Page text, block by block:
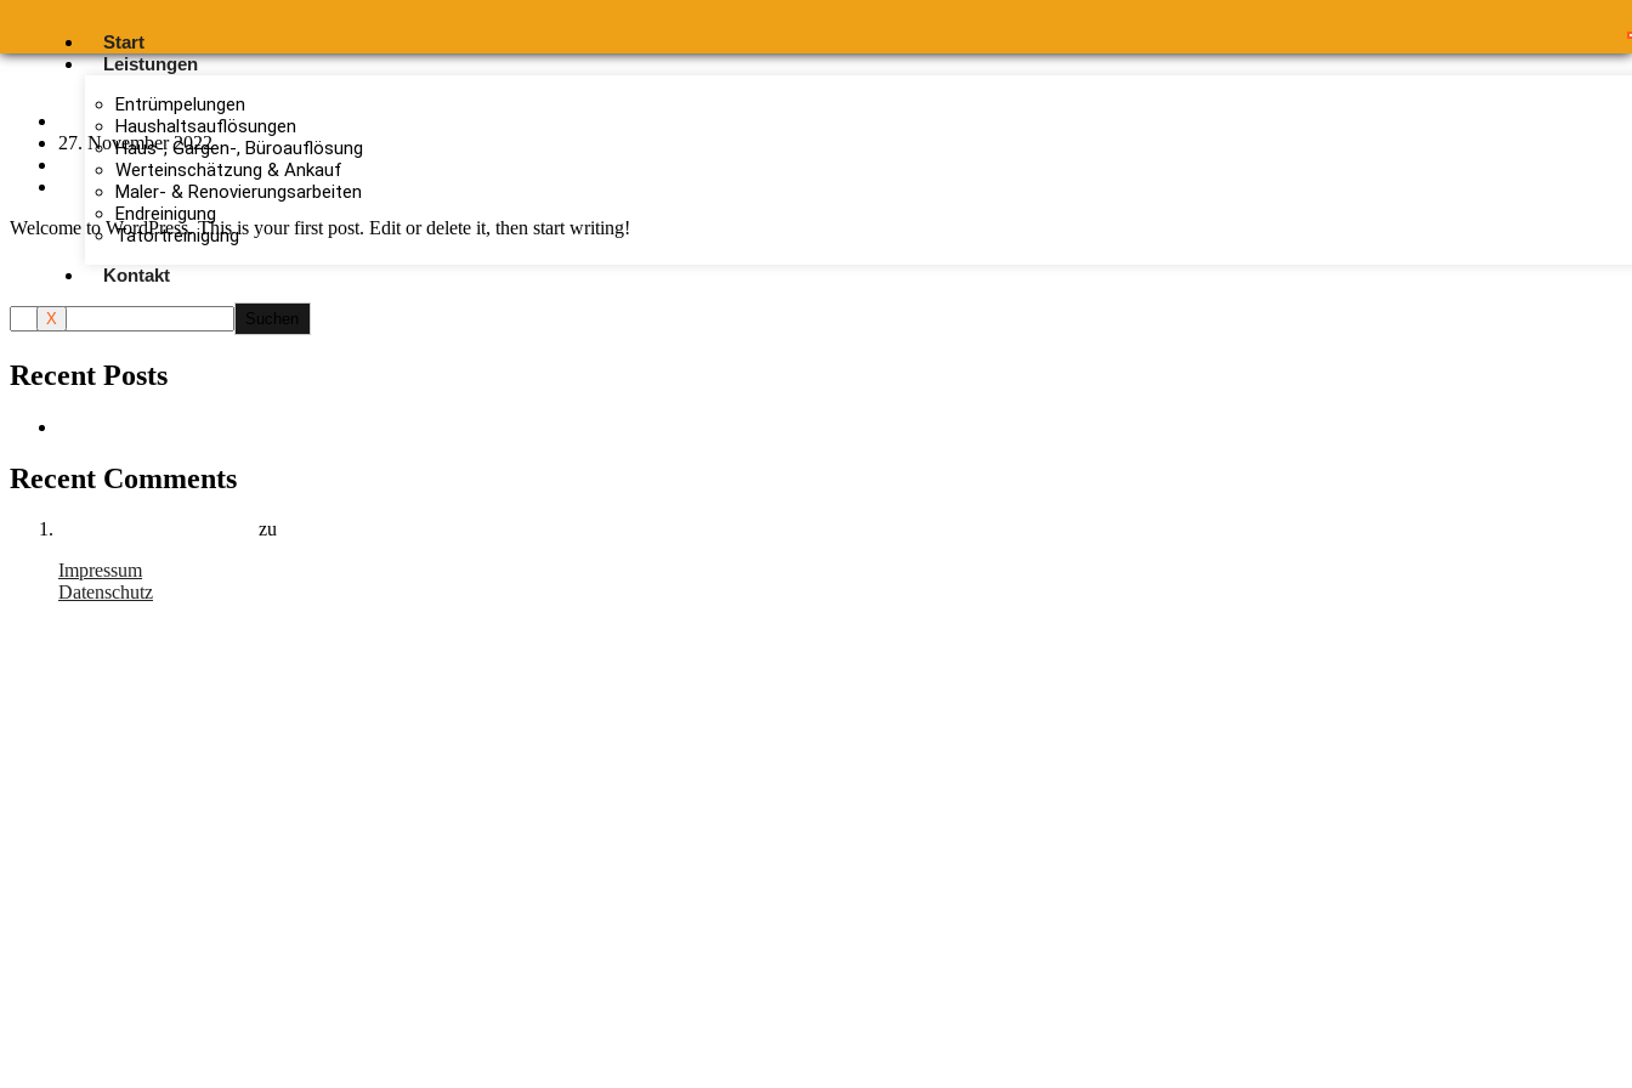
Start
Leistungen
Entrümpelungen
Haushaltsauflösungen
Haus-, Gargen-, Büroauflösung
Werteinschätzung & Ankauf
Maler- & Renovierungsarbeiten
Endreinigung
Tatortreinigung
Kontakt
X
Hello world!
MeisterAdmin
27. November 2022
Uncategorized
Ein Kommentar
Welcome to WordPress. This is your first post. Edit or delete it, then start writing!
Weiterlesen
Suchen
Recent Posts
Recent Comments
zu
Impressum
Datenschutz